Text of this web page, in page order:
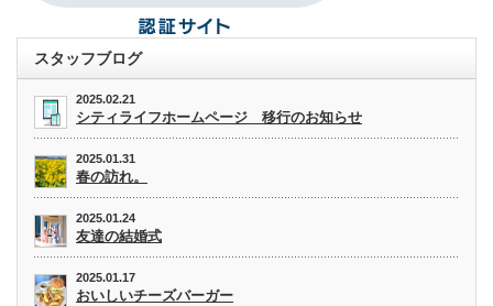
スタッフブログ
2025.02.21
シティライフホームページ 移行のお知らせ
2025.01.31
春の訪れ。
2025.01.24
友達の結婚式
2025.01.17
おいしいチーズバーガー